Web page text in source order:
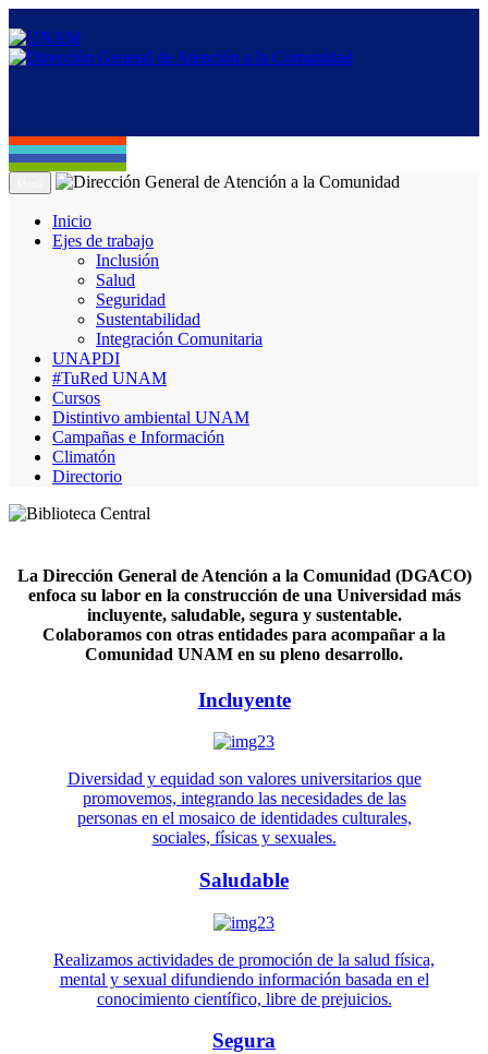
Inicio
Ejes de trabajo
Inclusión
Salud
Seguridad
Sustentabilidad
Integración Comunitaria
UNAPDI
#TuRed UNAM
Cursos
Distintivo ambiental UNAM
Campañas e Información
Climatón
Directorio
La Dirección General de Atención a la Comunidad (DGACO)
enfoca su labor en la construcción de una Universidad más
incluyente, saludable, segura y sustentable.
Colaboramos con otras entidades para acompañar a la
Comunidad UNAM en su pleno desarrollo.
Incluyente
Diversidad y equidad son valores universitarios que
promovemos, integrando las necesidades de las
personas en el mosaico de identidades culturales,
sociales, físicas y sexuales.
Saludable
Realizamos actividades de promoción de la salud física,
mental y sexual difundiendo información basada en el
conocimiento científico, libre de prejuicios.
Segura